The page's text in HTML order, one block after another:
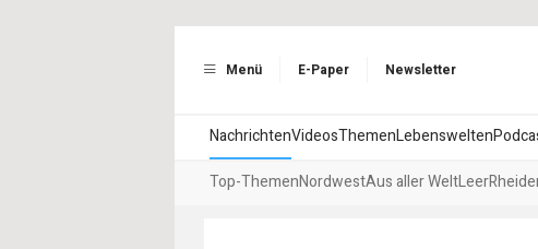
Menü E-Paper Newsletter
NachrichtenVideosThemenLebenswelten
Top-ThemenNordwestAus aller WeltLeer